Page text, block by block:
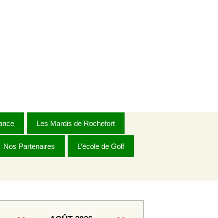
Les Mardis de Rochefort
Règlement 2026
Messieurs 1ère série
Nos Partenaires L’école de Golf